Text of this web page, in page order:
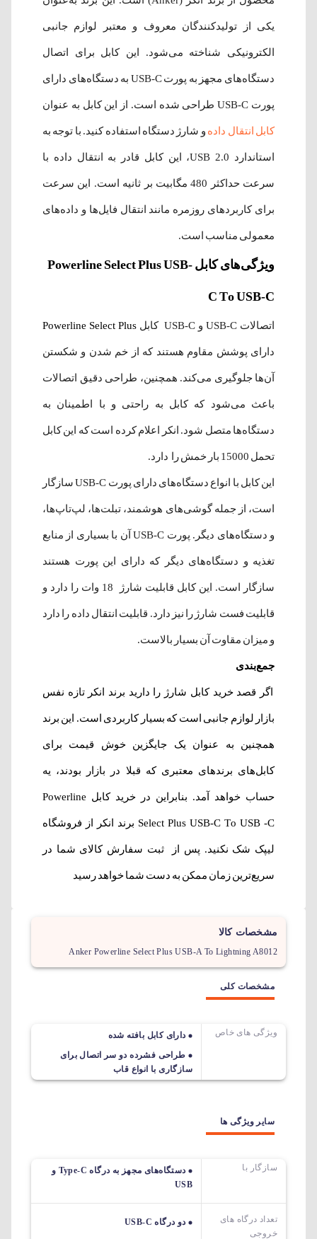
یکی از تولیدکنندگان معروف و معتبر لوازم جانبی
الکترونیکی شناخته می‌شود. این کابل برای اتصال
دستگاه‌های مجهز به پورت USB-C به دستگاه‌های دارای
پورت USB-C طراحی شده است. از این کابل به عنوان
کابل انتقال داده و شارژ دستگاه استفاده کنید. با توجه به
استاندارد USB 2.0، این کابل قادر به انتقال داده با
سرعت حداکثر 480 مگابیت بر ثانیه است. این سرعت
برای کاربردهای روزمره مانند انتقال فایل‌ها و داده‌های
معمولی مناسب است.
ویژگی‌های کابل Powerline Select Plus USB-
C To USB-C
اتصالات USB-C و USB-C کابل Powerline Select Plus
دارای پوشش مقاوم هستند که از خم شدن و شکستن
آن‌ها جلوگیری می‌کند. همچنین، طراحی دقیق اتصالات
باعث می‌شود که کابل به راحتی و با اطمینان به
دستگاه‌ها متصل شود. انکر اعلام کرده است که این کابل
تحمل 15000 بار خمش را دارد.
این کابل با انواع دستگاه‌های دارای پورت USB-C سازگار
است، از جمله گوشی‌های هوشمند، تبلت‌ها، لپ‌تاپ‌ها،
و دستگاه‌های دیگر. پورت USB-C آن با بسیاری از منابع
تغذیه و دستگاه‌های دیگر که دارای این پورت هستند
سازگار است. این کابل قابلیت شارژ 18 وات را دارد و
قابلیت فست شارژ را نیز دارد. قابلیت انتقال داده را دارد
و میزان مقاوت آن بسیار بالاست.
جمع‌بندی
اگر قصد خرید کابل شارژ را دارید برند انکر تازه نفس
بازار لوازم جانبی است که بسیار کاربردی است. این برند
همچنین به عنوان یک جایگزین خوش قیمت برای
کابل‌های برندهای معتبری که قبلا در بازار بودند، یه
حساب خواهد آمد. بنابراین در خرید کابل Powerline
Select Plus USB-C To USB -C برند انکر از فروشگاه
لیپک شک نکنید. پس از ثبت سفارش کالای شما در
سریع‌ترین زمان ممکن به دست شما خواهد رسید
مشخصات کالا
Anker Powerline Select Plus USB-A To Lightning A8012
مشخصات کلی
ویژگی های خاص
دارای کابل بافته شده
طراحی فشرده دو سر اتصال برای
سازگاری با انواع قاب
سایر ویژگی ها
سازگار با
دستگاه‌های مجهز به درگاه Type-C و
USB
تعداد درگاه های
خروجی
دو درگاه USB-C